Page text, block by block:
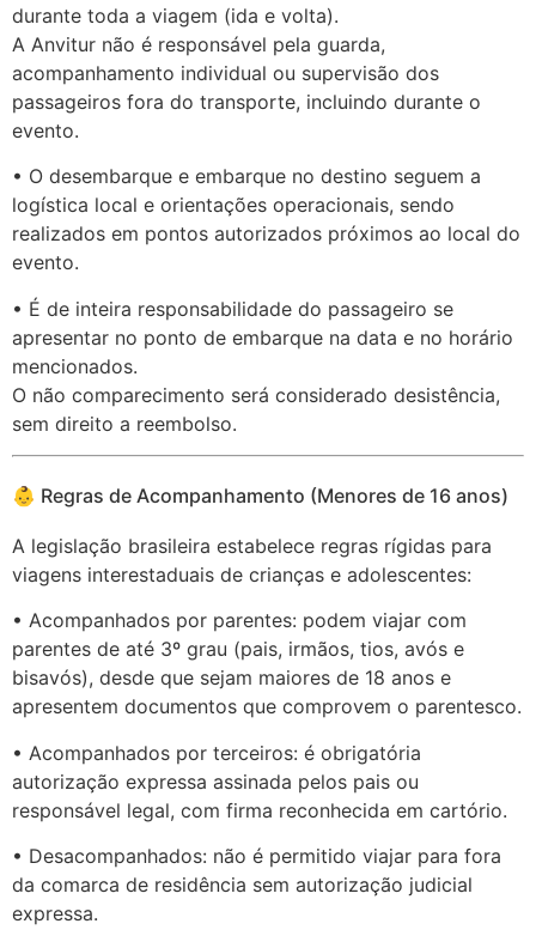
durante toda a viagem (ida e volta).
A Anvitur não é responsável pela guarda,
acompanhamento individual ou supervisão dos
passageiros fora do transporte, incluindo durante o
evento.
• O desembarque e embarque no destino seguem a
logística local e orientações operacionais, sendo
realizados em pontos autorizados próximos ao local do
evento.
• É de inteira responsabilidade do passageiro se
apresentar no ponto de embarque na data e no horário
mencionados.
O não comparecimento será considerado desistência,
sem direito a reembolso.
👶 Regras de Acompanhamento (Menores de 16 anos)
A legislação brasileira estabelece regras rígidas para
viagens interestaduais de crianças e adolescentes:
• Acompanhados por parentes: podem viajar com
parentes de até 3º grau (pais, irmãos, tios, avós e
bisavós), desde que sejam maiores de 18 anos e
apresentem documentos que comprovem o parentesco.
• Acompanhados por terceiros: é obrigatória
autorização expressa assinada pelos pais ou
responsável legal, com firma reconhecida em cartório.
• Desacompanhados: não é permitido viajar para fora
da comarca de residência sem autorização judicial
expressa.